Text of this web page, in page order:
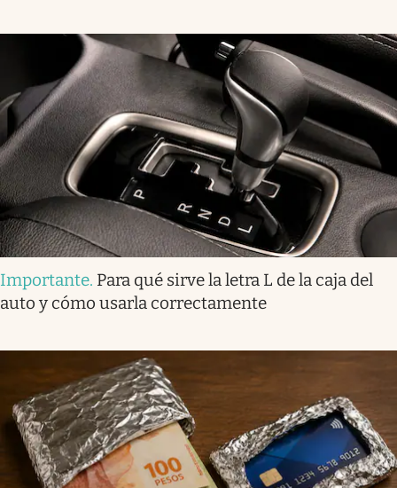
Importante. Para qué sirve la letra L de la caja del
auto y cómo usarla correctamente